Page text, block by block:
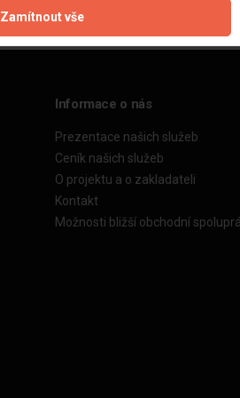
Informace o nás
Prezentace našich služeb
Ceník našich služeb
O projektu a o zakladateli
Kontakt
Možnosti bližší obchodní
Zamítnout vše